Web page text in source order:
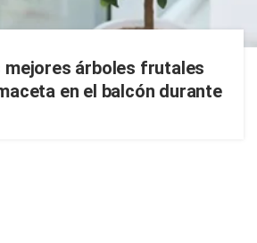
mejores árboles frutales
en el balcón durante